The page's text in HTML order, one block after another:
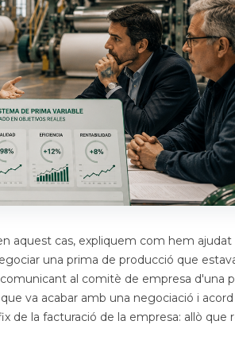
aquest cas, expliquem com hem ajudat
una prima de producció que
al comitè de empresa d'una
va acabar amb una negociació i
de la facturació de la empresa: allò que